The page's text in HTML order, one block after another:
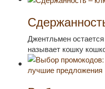
Джентльмен
называет кошку